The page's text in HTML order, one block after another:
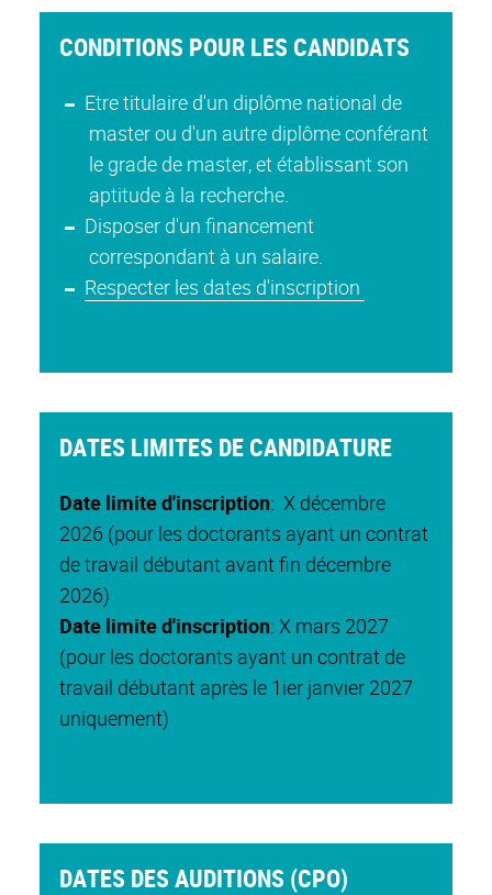
CONDITIONS POUR LES CANDIDATS
Etre titulaire d'un diplôme national de
master ou d'un autre diplôme conférant
le grade de master, et établissant son
aptitude à la recherche.
Disposer d'un financement
correspondant à un salaire.
Respecter les dates d'inscription
DATES LIMITES DE CANDIDATURE
Date limite d'inscription: X décembre
2026 (pour les doctorants ayant un contrat
de travail débutant avant fin décembre
2026)
Date limite d'inscription: X mars 2027
(pour les doctorants ayant un contrat de
travail débutant après le 1ier janvier 2027
uniquement)
DATES DES AUDITIONS (CPO)